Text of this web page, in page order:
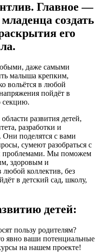
Главное —
создать
его
даже самыми
малыша крепким,
вольётся в любой
пойдёт в
секцию.
развития детей,
разработки и
Они поделятся с вами
сумеют разобраться с
Мы поможем
здоровым и
любой коллектив, без
в детский сад, школу,
детей:
пользу родителям?
явно ваши потенциальные
на нашем проекте!